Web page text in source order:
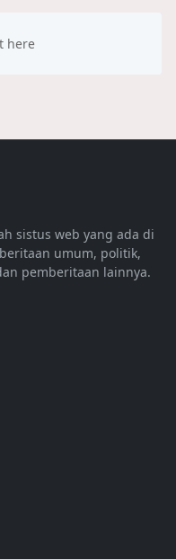
sistus web yang ada di
umum, politik,
pemberitaan lainnya.